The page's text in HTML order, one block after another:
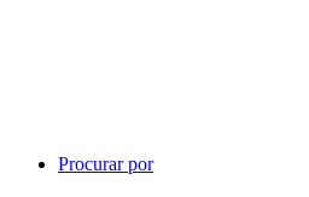
Procurar por